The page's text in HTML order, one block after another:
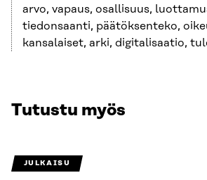
arvo, vapaus, osallisuus,
tiedonsaanti, päätöksenteko,
kansalaiset, arki, digitalisaatio,
Tutustu myös
JULKAISU